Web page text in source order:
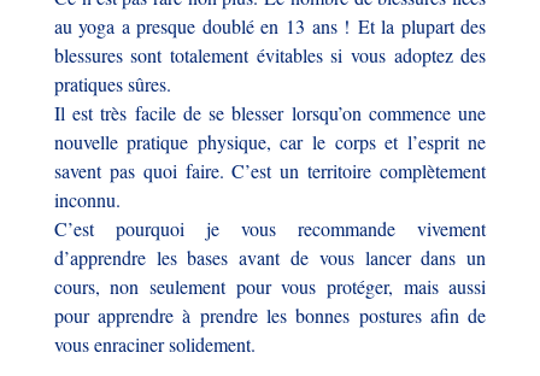
au yoga a presque doublé en 13 ans ! Et la plupart des
blessures sont totalement évitables si vous adoptez des
pratiques sûres.
Il est très facile de se blesser lorsqu’on commence une
nouvelle pratique physique, car le corps et l’esprit ne
savent pas quoi faire. C’est un territoire complètement
inconnu.
C’est pourquoi je vous recommande vivement
d’apprendre les bases avant de vous lancer dans un
cours, non seulement pour vous protéger, mais aussi
pour apprendre à prendre les bonnes postures afin de
vous enraciner solidement.